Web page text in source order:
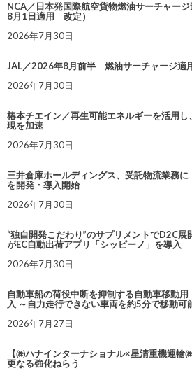
NCA／日本発国際航空貨物燃油サーチャー
8月1日適用 改定）
2026年7月30日
JAL／2026年8月前半 燃油サーチャージ適
2026年7月30日
椿本チエイン／再生可能エネルギーを活用
現を加速
2026年7月30日
三井倉庫ホールディングス、受託物流業務に
を開発・導入開始
2026年7月30日
“独自開発こだわり”のサプリメントでD2C展
がEC自動出荷アプリ「シッピーノ」を導入
2026年7月30日
自動車船の荷役中断を抑制する自動車移動
入 ～自力走行できない車両を約5分で移動可
2026年7月27日
【㈱ハナインターナショナル×星清重機運輸
更なる強化ねらう